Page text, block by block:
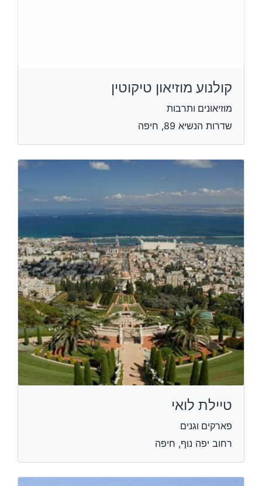
קולנוע מוזיאון טיקוטין
מוזיאונים ותרבות
שדרות הנשיא 89, חיפה
טיילת לואי
פארקים וגנים
רחוב יפה נוף, חיפה